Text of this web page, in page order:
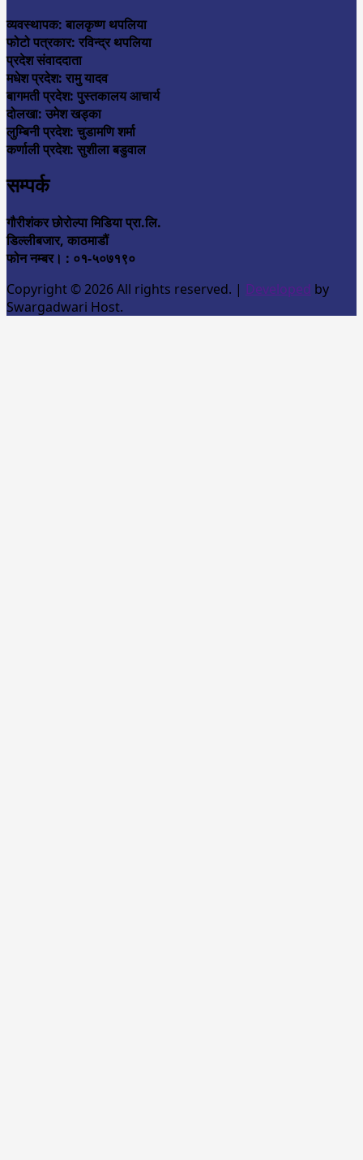
व्यवस्थापक: बालकृष्ण थपलिया
फोटो पत्रकार: रविन्द्र थपलिया
प्रदेश संवाददाता
मधेश प्रदेश: रामु यादव
बागमती प्रदेश: पुस्तकालय आचार्य
दोलखा: उमेश खड्का
लुम्बिनी प्रदेश: चुडामणि शर्मा
कर्णाली प्रदेश: सुशीला बडुवाल
सम्पर्क
गौरीशंकर छोरोल्पा मिडिया प्रा.लि.
डिल्लीबजार, काठमाडौं
फोन नम्बर। : ०१-५०७१९०
Copyright © 2026 All rights reserved. | Developed by
Swargadwari Host.